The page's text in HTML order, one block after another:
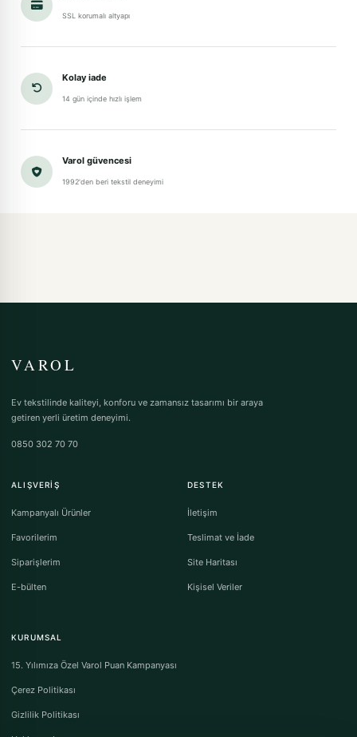
SSL korumalı altyapı
Kolay iade
14 gün içinde hızlı işlem
Varol güvencesi
1992'den beri tekstil deneyimi
VAROL
Ev tekstilinde kaliteyi, konforu ve zamansız tasarımı bir araya
getiren yerli üretim deneyimi.
0850 302 70 70
ALIŞVERIŞ
Kampanyalı Ürünler
Favorilerim
Siparişlerim
E-bülten
DESTEK
İletişim
Teslimat ve İade
Site Haritası
Kişisel Veriler
KURUMSAL
15. Yılımıza Özel Varol Puan Kampanyası
Çerez Politikası
Gizlilik Politikası